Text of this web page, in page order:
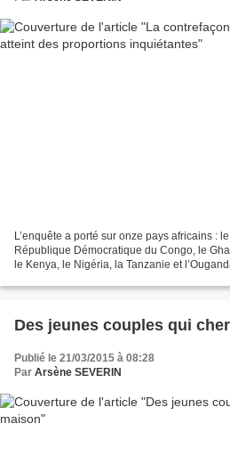
L’enquête a porté sur onze pays africains :
République Démocratique du Congo, le
le Kenya, le Nigéria, la Tanzanie et
Des jeunes couples qui
Publié le 21/03/2015 à 08:28
Par Arsène SEVERIN